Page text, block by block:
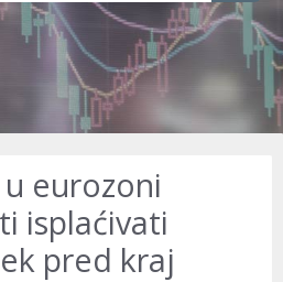
u eurozoni
isplaćivati
pred kraj